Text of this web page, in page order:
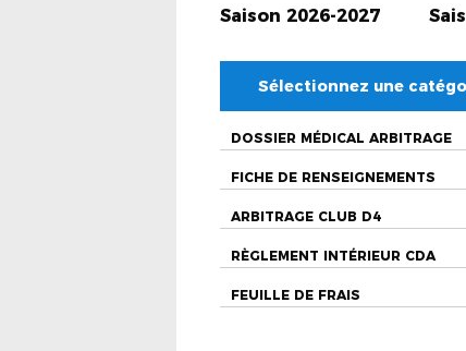
Saison 2026-2027
Sélectionnez une
DOSSIER MÉDICAL ARBITRAGE
FICHE DE RENSEIGNEMENTS
ARBITRAGE CLUB D4
RÈGLEMENT INTÉRIEUR CDA
FEUILLE DE FRAIS